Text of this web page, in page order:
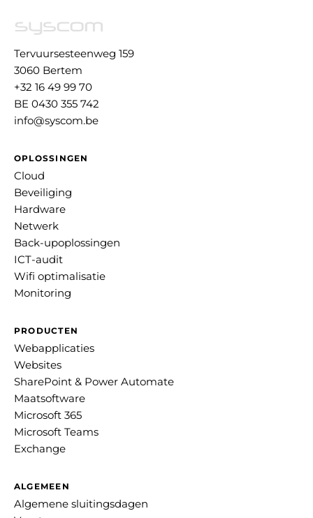
Tervuursesteenweg 159
3060 Bertem
+32 16 49 99 70
BE 0430 355 742
info@syscom.be
OPLOSSINGEN
Cloud
Beveiliging
Hardware
Netwerk
Back-upoplossingen
ICT-audit
Wifi optimalisatie
Monitoring
PRODUCTEN
Webapplicaties
Websites
SharePoint & Power Automate
Maatsoftware
Microsoft 365
Microsoft Teams
Exchange
ALGEMEEN
Algemene sluitingsdagen